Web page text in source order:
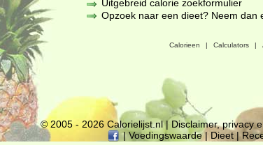
Uitgebreid calorie zoekformulier
Opzoek naar een dieet? Neem dan
Calorieen | Calculators |
© 2005 - 2026 Calorielijst.nl| Disclaimer, privacy
|Voedingswaarde| Dieet|